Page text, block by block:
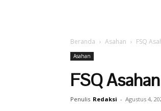
Beranda Asahan FSQ
Asahan
FSQ
Penulis Redaksi - Agustus 4,